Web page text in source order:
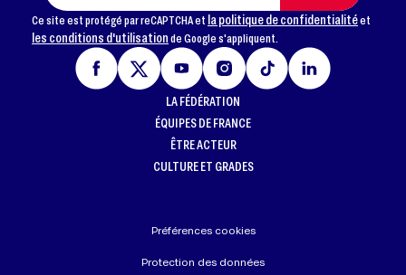
Ce site est protégé par reCAPTCHA et la politique de confidentialitéet
les conditions d'utilisationde Google s'appliquent.
LA FÉDÉRATION
ÉQUIPES DE FRANCE
ÊTRE ACTEUR
CULTURE ET GRADES
Préférences cookies
Protection des données